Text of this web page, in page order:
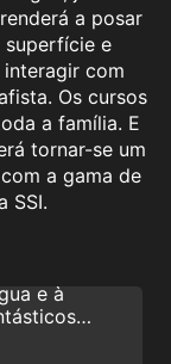
a posar
superfície e
com
Os cursos
a família. E
tornar-se um
a gama de
SSI.
e à